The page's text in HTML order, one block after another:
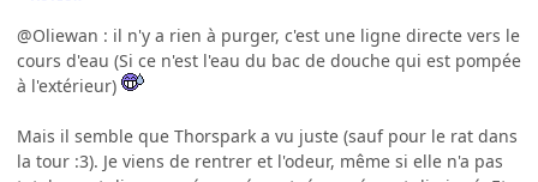
@Oliewan : il n'y a rien à purger, c'est une ligne directe vers le
cours d'eau (Si ce n'est l'eau du bac de douche qui est pompée
à l'extérieur)
Mais il semble que Thorspark a vu juste (sauf pour le rat dans
la tour :3). Je viens de rentrer et l'odeur, même si elle n'a pas